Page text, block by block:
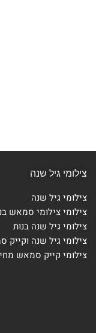
צילומי גיל שנה
צילומי גיל שנה
צילומי צילומי סמאש
צילומי גיל שנה בנות
צילומי גיל שנה וקייק
צילומי קייק סמאש